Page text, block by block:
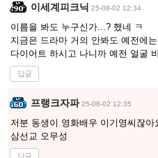
이세계피크닉 25-08-02 12:34
이름을 봐도 누구신가...? 했네 ㅋ
지금은 드라마 거의 안봐도 예전에는
다이어트 하시고 나니까 예전 얼굴
답글
프랭크자파 25-08-02 12:35
저분 동생이 영화배우 이기영씨잖아
삼선교 오무성
답글